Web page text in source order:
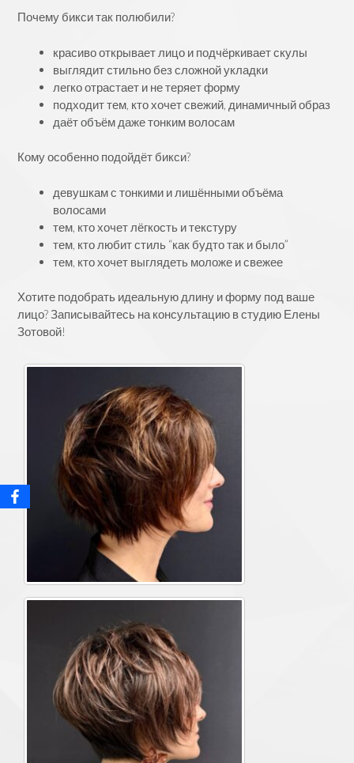
Почему бикси так полюбили?
красиво открывает лицо и подчёркивает скулы
выглядит стильно без сложной укладки
легко отрастает и не теряет форму
подходит тем, кто хочет свежий, динамичный образ
даёт объём даже тонким волосам
Кому особенно подойдёт бикси?
девушкам с тонкими и лишёнными объёма
волосами
тем, кто хочет лёгкость и текстуру
тем, кто любит стиль “как будто так и было”
тем, кто хочет выглядеть моложе и свежее
Хотите подобрать идеальную длину и форму под ваше
лицо? Записывайтесь на консультацию в студию Елены
Зотовой!